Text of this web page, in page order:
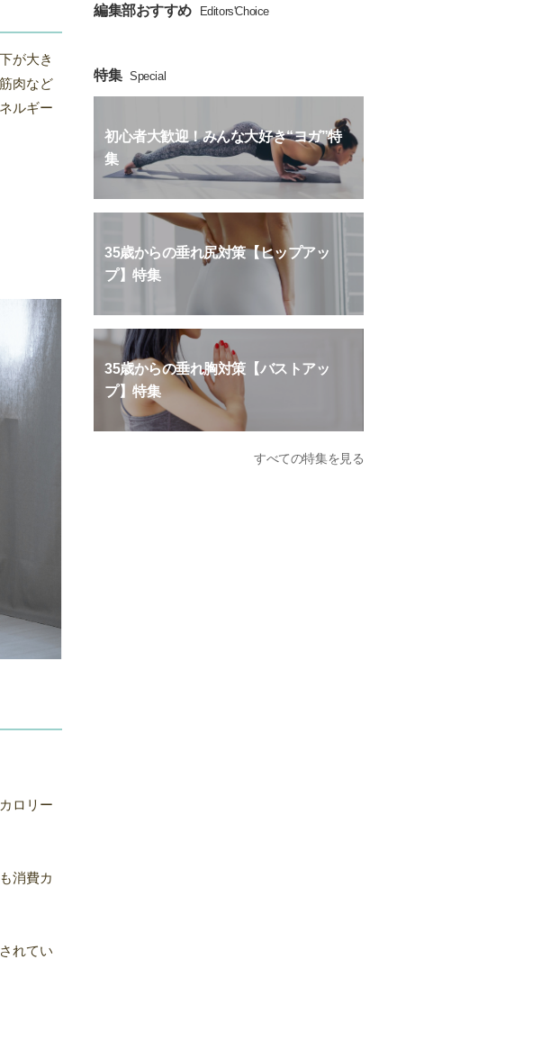
が大き
肉など
ルギー
ロリー
消費カ
れてい
編集部おすすめ Editors'Choice
特集 Special
初心者大歓迎！みんな大好き“ヨガ”特
集
35歳からの垂れ尻対策【ヒップアッ
プ】特集
35歳からの垂れ胸対策【バストアッ
プ】特集
すべての特集を見る